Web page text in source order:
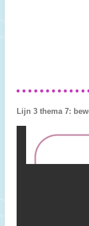
Lijn 3 thema 7: